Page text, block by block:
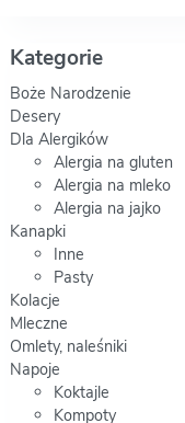
Kategorie
Boże Narodzenie
Desery
Dla Alergików
Alergia na gluten
Alergia na mleko
Alergia na jajko
Kanapki
Inne
Pasty
Kolacje
Mleczne
Omlety, naleśniki
Napoje
Koktajle
Kompoty